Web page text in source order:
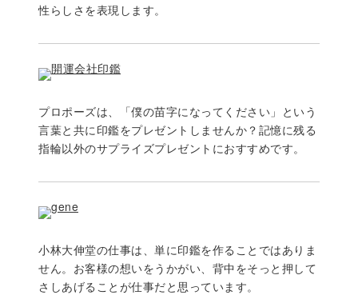
性らしさを表現します。
プロポーズは、「僕の苗字になってください」という
言葉と共に印鑑をプレゼントしませんか？記憶に残る
指輪以外のサプライズプレゼントにおすすめです。
小林大伸堂の仕事は、単に印鑑を作ることではありま
せん。お客様の想いをうかがい、背中をそっと押して
さしあげることが仕事だと思っています。